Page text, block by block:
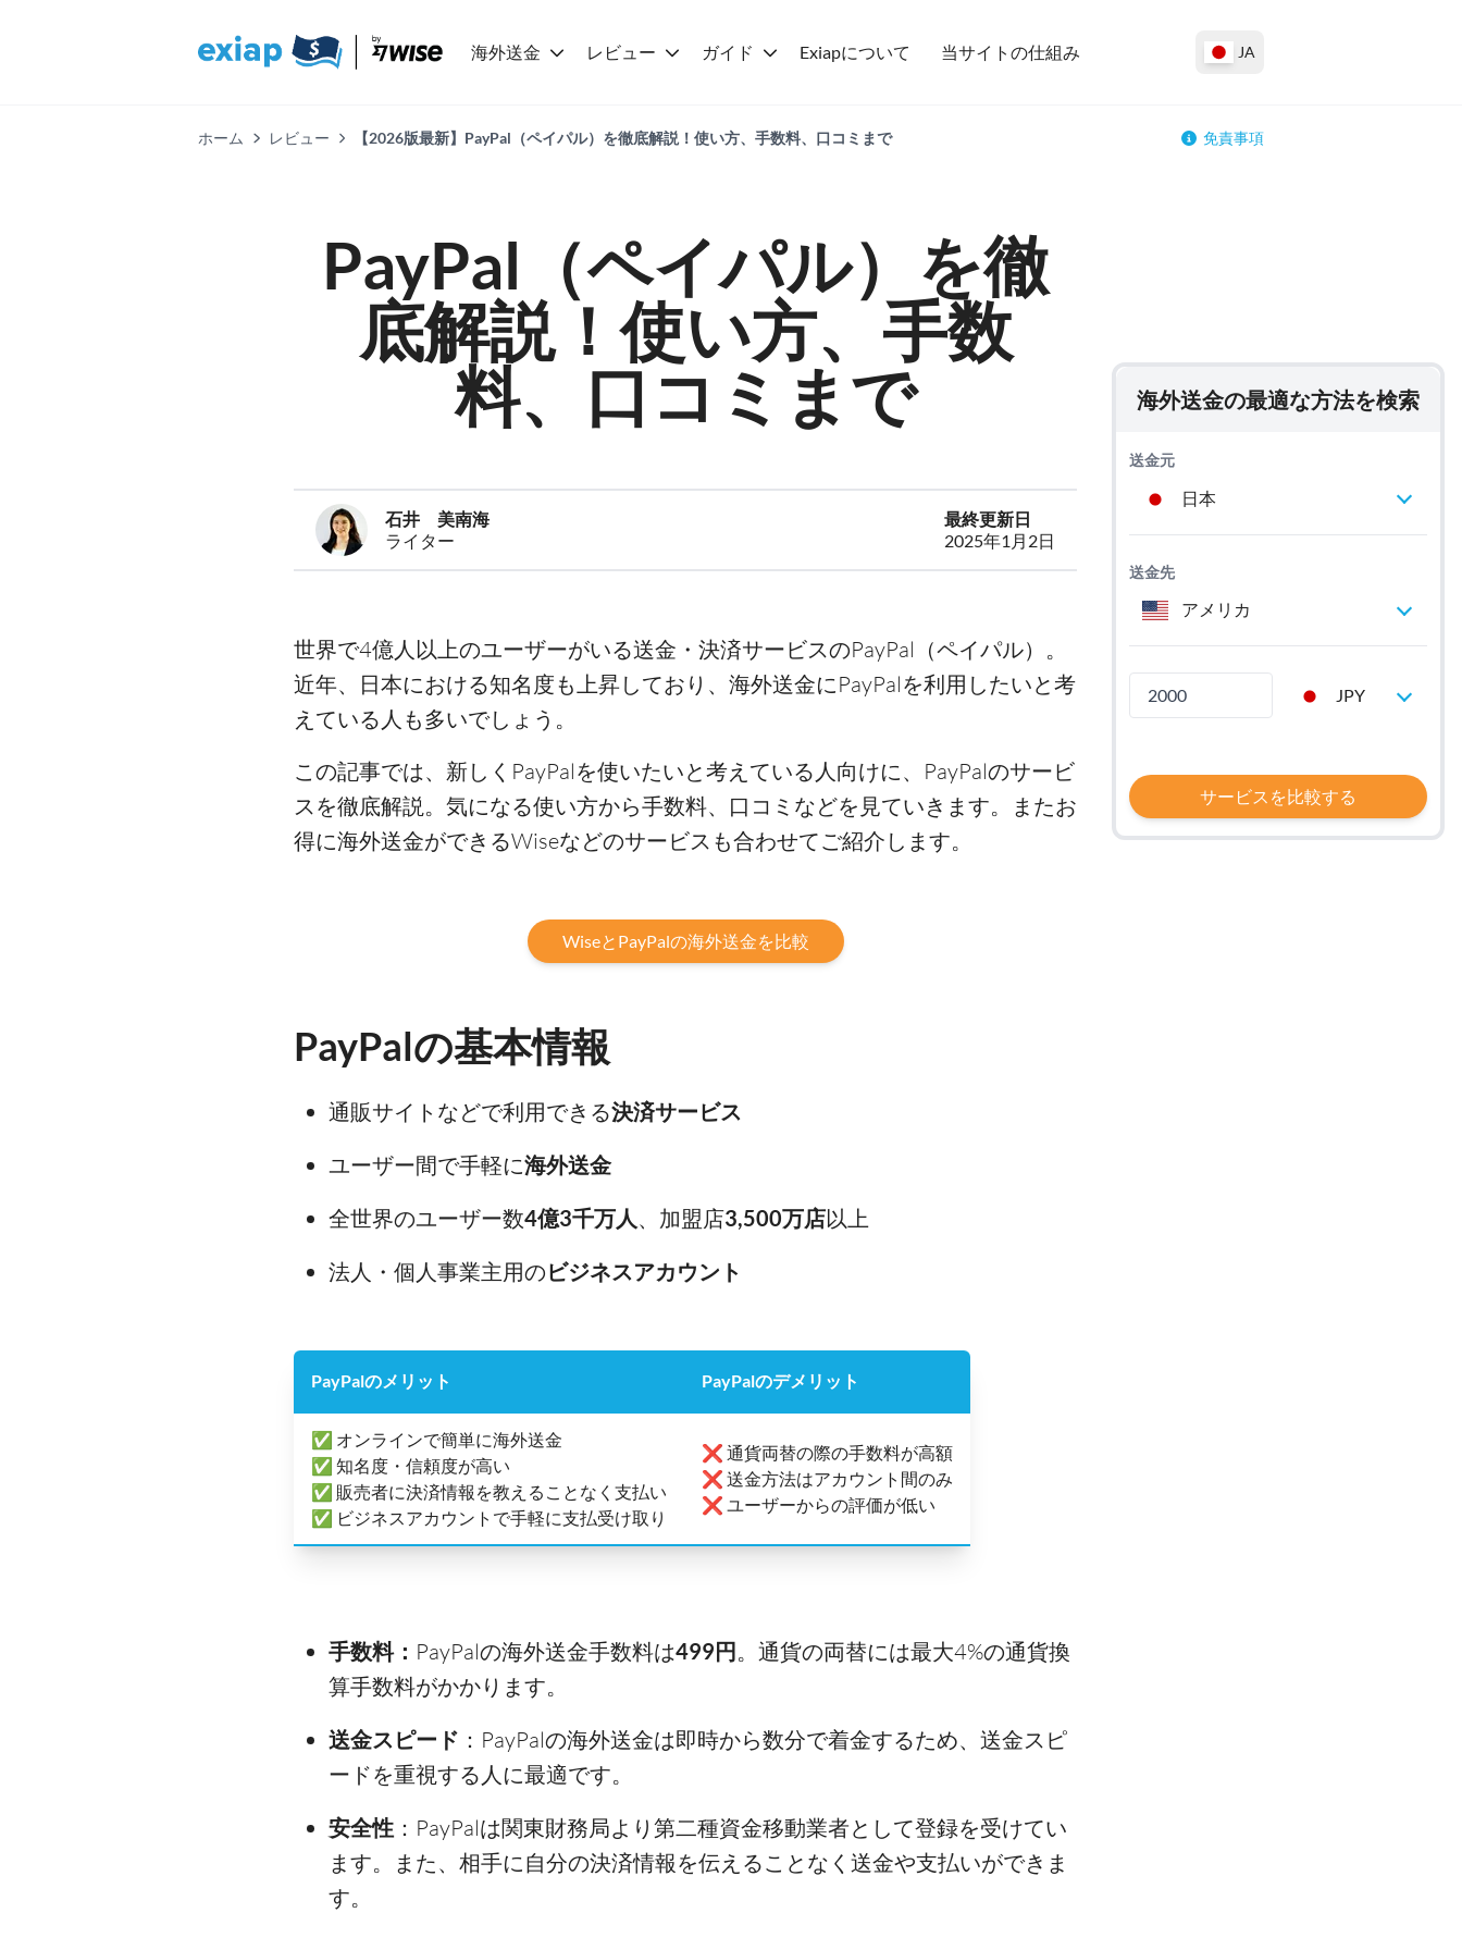
海外送金 レビュー ガイド Exiapについて 当サイトの仕組み JA
ホーム レビュー 【2026版最新】PayPal（ペイパル）を徹底解説！使い方、手数料、口コミまで 免責事項
PayPal（ペイパル）を徹
底解説！使い方、手数
料、口コミまで
石井 美南海
ライター
最終更新日
2025年1月2日
世界で4億人以上のユーザーがいる送金・決済サービスのPayPal（ペイパル）。
近年、日本における知名度も上昇しており、海外送金にPayPalを利用したいと考
えている人も多いでしょう。
この記事では、新しくPayPalを使いたいと考えている人向けに、PayPalのサービ
スを徹底解説。気になる使い方から手数料、口コミなどを見ていきます。またお
得に海外送金ができるWiseなどのサービスも合わせてご紹介します。
WiseとPayPalの海外送金を比較
PayPalの基本情報
通販サイトなどで利用できる決済サービス
ユーザー間で手軽に海外送金
全世界のユーザー数4億3千万人 、加盟店3,500万店以上
法人・個人事業主用のビジネスアカウント
PayPalのメリット PayPalのデメリット
✅ オンラインで簡単に海外送金
✅ 知名度・信頼度が高い
✅ 販売者に決済情報を教えることなく支払い
✅ ビジネスアカウントで手軽に支払受け取り
❌ 通貨両替の際の手数料が高額
❌ 送金方法はアカウント間のみ
❌ ユーザーからの評価が低い
手数料： PayPalの海外送金手数料は499円。通貨の両替には最大4%の通貨換
算手数料がかかります。
送金スピード ：PayPalの海外送金は即時から数分で着金するため、送金スピ
ードを重視する人に最適です。
安全性 ：PayPalは関東財務局より第二種資金移動業者として登録を受けてい
ます。また、相手に自分の決済情報を伝えることなく送金や支払いができま
す。
海外送金の最適な方法を検索
送金元
日本
送金先
アメリカ
JPY
サービスを比較する